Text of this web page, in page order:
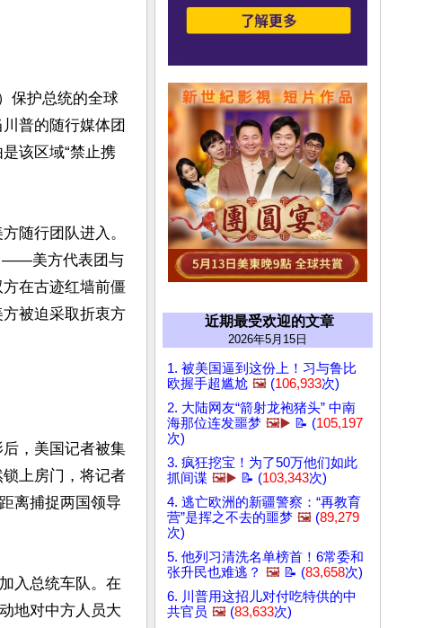
保护总统的全球
普的随行媒体团
该区域“禁止携
随行团队进入。
——美方代表团与
在古迹红墙前僵
被迫采取折衷方
，美国记者被集
上房门，将记者
离捕捉两国领导
入总统车队。在
地对中方人员大
近期最受欢迎的文章
2026年5月15日
1. 被美国逼到这份上！习与鲁比
欧握手超尴尬 🖼️ (106,933次)
2. 大陆网友“箭射龙袍猪头” 中南
海那位连发噩梦 🖼️▶️ 📝 (105,197
次)
3. 疯狂挖宝！为了50万他们如此
抓间谍 🖼️▶️ 📝 (103,343次)
4. 逃亡欧洲的新疆警察：“再教育
营”是挥之不去的噩梦 🖼️ (89,279
次)
5. 他列习清洗名单榜首！6常委和
张升民也难逃？ 🖼️ 📝 (83,658次)
6. 川普用这招儿对付吃特供的中
共官员 🖼️ (83,633次)